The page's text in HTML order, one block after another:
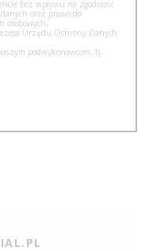
bez wpływu na zgodność
oraz prawo do
osobowych,
Urzędu Ochrony Danych
podwykonawcom, tj.